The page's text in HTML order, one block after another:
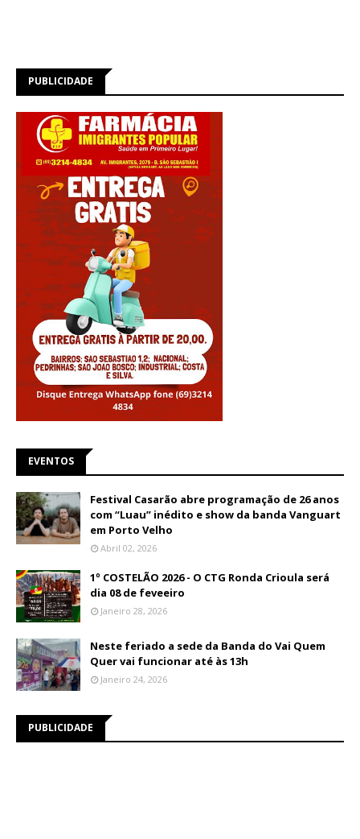
PUBLICIDADE
EVENTOS
Festival Casarão abre programação de 26 anos
com “Luau” inédito e show da banda Vanguart
em Porto Velho
Abril 02, 2026
1º COSTELÃO 2026 - O CTG Ronda Crioula será
dia 08 de feveeiro
Janeiro 28, 2026
Neste feriado a sede da Banda do Vai Quem
Quer vai funcionar até às 13h
Janeiro 24, 2026
PUBLICIDADE